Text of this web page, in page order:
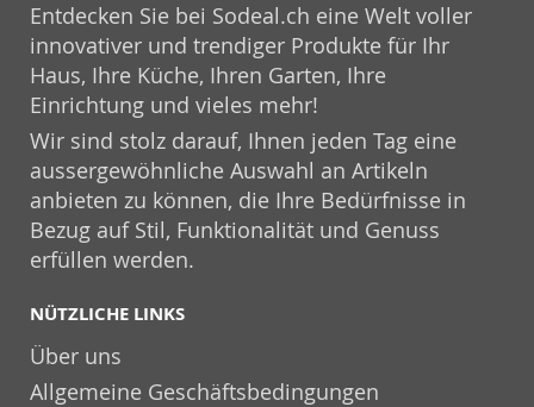
Entdecken Sie bei Sodeal.ch eine Welt voller
innovativer und trendiger Produkte für Ihr
Haus, Ihre Küche, Ihren Garten, Ihre
Einrichtung und vieles mehr!
Wir sind stolz darauf, Ihnen jeden Tag eine
aussergewöhnliche Auswahl an Artikeln
anbieten zu können, die Ihre Bedürfnisse in
Bezug auf Stil, Funktionalität und Genuss
erfüllen werden.
NÜTZLICHE LINKS
Über uns
Allgemeine Geschäftsbedingungen